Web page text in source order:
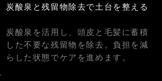
炭酸泉と残留物除去で土台を整える
炭酸泉を活用し、頭皮と毛髪に蓄積
した不要な残留物を除去。負担を減
らした状態でケアを進めます。